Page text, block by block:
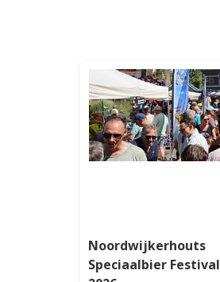
Noordwijkerhouts
Speciaalbier Festival